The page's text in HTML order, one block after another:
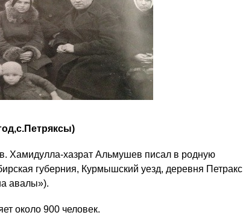
Хамидулла-хазрат Альмушев писал в родную
губерния, Курмышский уезд, деревня Петракс
авалы»).
около 900 человек.